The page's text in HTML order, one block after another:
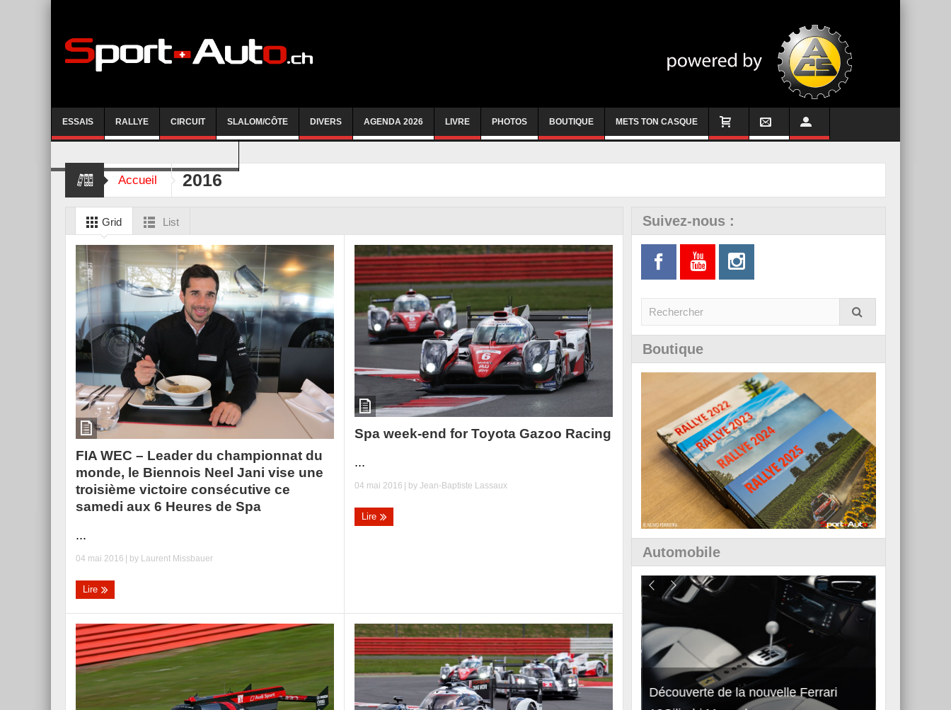
ESSAIS RALLYE CIRCUIT SLALOM/CÔTE DIVERS AGENDA 2026 LIVRE PHOTOS BOUTIQUE METS TON CASQUE
Accueil 2016
Grid List
FIA WEC – Leader du championnat du
monde, le Biennois Neel Jani vise une
troisième victoire consécutive ce
samedi aux 6 Heures de Spa
...
04 mai 2016 | by Laurent Missbauer
Lire
Spa week-end for Toyota Gazoo Racing
...
04 mai 2016 | byJean-Baptiste Lassaux
Lire
Suivez-nous :
Boutique
Automobile
Reportage exclusif dans les coulisses
Découverte de la nouvelle Ferrari